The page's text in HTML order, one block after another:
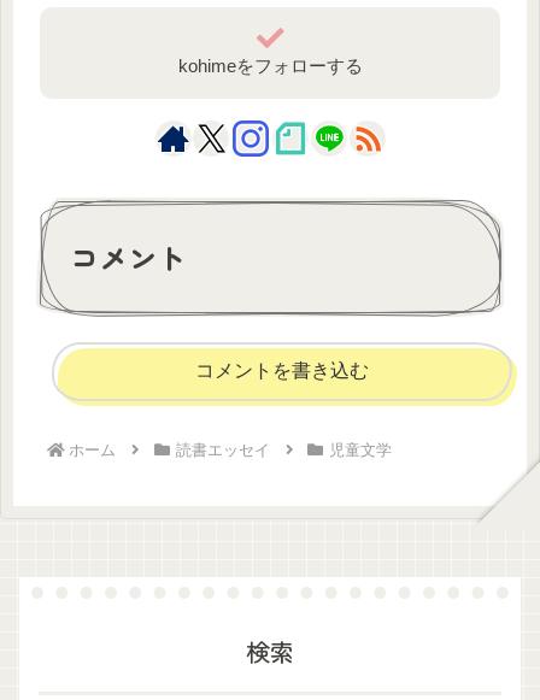
kohimeをフォローする
コメント
コメントを書き込む
ホーム 読書エッセイ 児童文学
検索